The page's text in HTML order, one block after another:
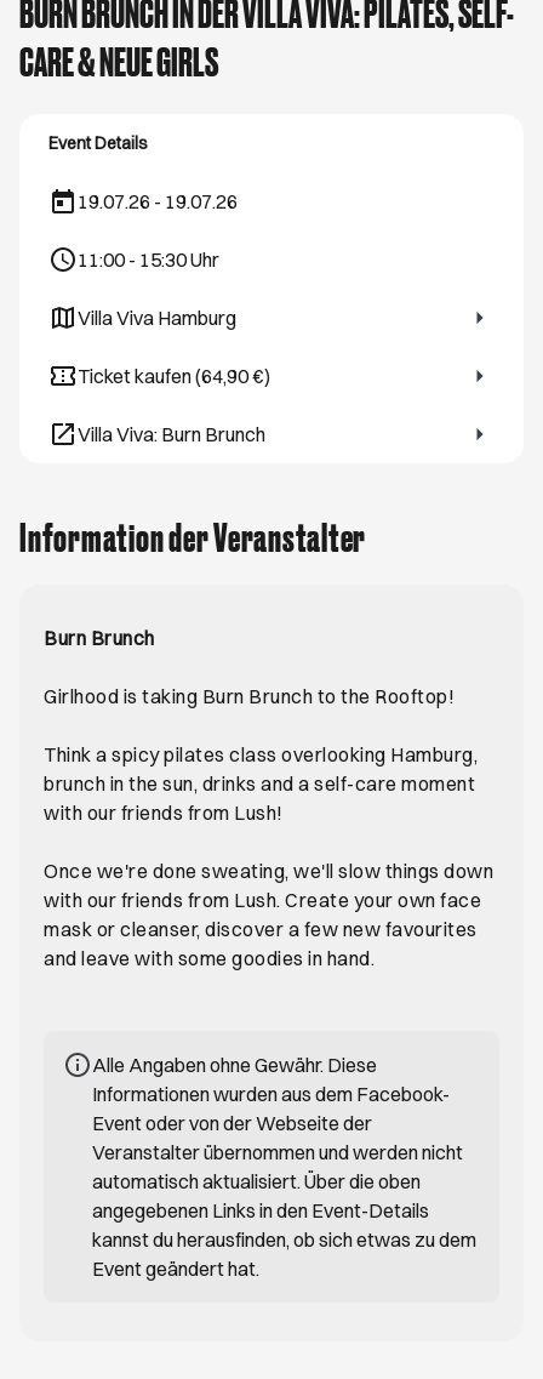
BURN BRUNCH IN DER VILLA VIVA: PILATES, SELF-
CARE & NEUE GIRLS
Event Details
19.07.26 - 19.07.26
11:00 - 15:30Uhr
Villa Viva Hamburg
Öffnet ein neues Browser-Tab
Ticket kaufen (64,90 €)
Öffnet ein neues Browser-Tab
Villa Viva: Burn Brunch
Öffnet ein neues Browser-Tab
Information der Veranstalter
Burn Brunch
Girlhood is taking Burn Brunch to the Rooftop!
Think a spicy pilates class overlooking Hamburg,
brunch in the sun, drinks and a self-care moment
with our friends from Lush!
Once we're done sweating, we'll slow things down
with our friends from Lush. Create your own face
mask or cleanser, discover a few new favourites
and leave with some goodies in hand.
Alle Angaben ohne Gewähr. Diese
Informationen wurden aus dem Facebook-
Event oder von der Webseite der
Veranstalter übernommen und werden nicht
automatisch aktualisiert. Über die oben
angegebenen Links in den Event-Details
kannst du herausfinden, ob sich etwas zu dem
Event geändert hat.